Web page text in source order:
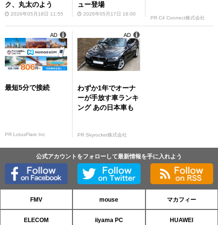
ク、丸太のよう
2026年05月18日 11:55
ュー登場
2026年05月17日 16:00
PR C4 Connect株式会社
最短5分で接続
PR LotusFlare Inc
AD
わずか1年でオーナ
ーが手放す車ランキ
ング あの日本車も
PR Skyrocket株式会社
AD
公式アカウントをフォローして最新情報を手に入れよう
FMV mouse マカフィー
ELECOM iiyama PC HUAWEI